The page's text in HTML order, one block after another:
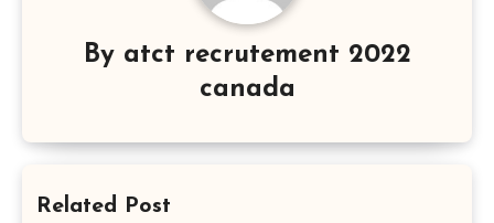
إبتدائي منهاة
بنجاح (النظام
القديم)
أساسي دون
تحميل
By atct recrutement 2022
canada
Related Post